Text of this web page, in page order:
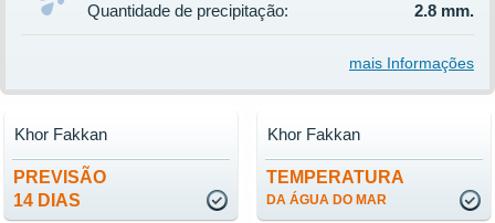
Quantidade de precipitação:
2.8 mm.
mais Informações
PREVISÃO
14 DIAS
Khor Fakkan
TEMPERATURA
DA ÁGUA DO MAR
Khor Fakkan